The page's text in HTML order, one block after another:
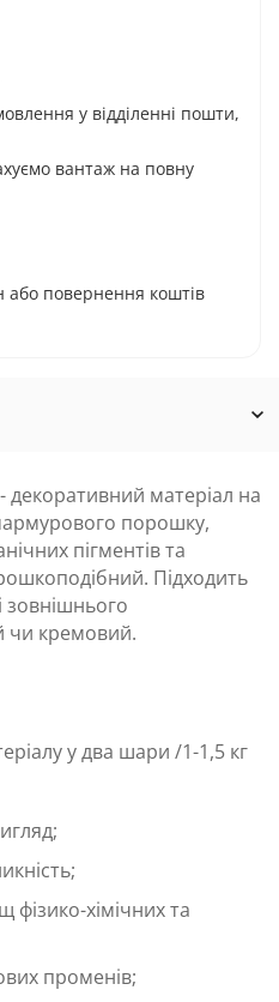
у відділенні пошти,
вантаж на повну
повернення коштів
матеріал на
порошку,
пігментів та
Підходить
зовнішнього
чи кремовий.
у два шари /1-1,5 кг
фізико-хімічних та
променів;